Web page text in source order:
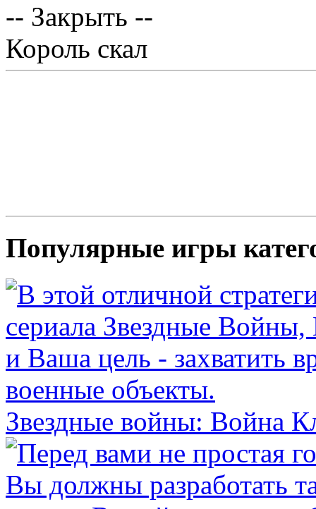
-- Закрыть --
Король скал
Популярные игры
Звездные войны: Война